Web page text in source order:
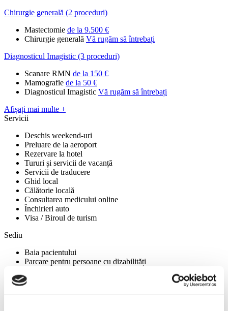
Chirurgie generală (2 proceduri)
Mastectomie de la 9.500 €
Chirurgie generală Vă rugăm să întrebați
Diagnosticul Imagistic (3 proceduri)
Scanare RMN de la 150 €
Mamografie de la 50 €
Diagnosticul Imagistic Vă rugăm să întrebați
Afișați mai multe +
Servicii
Deschis weekend-uri
Preluare de la aeroport
Rezervare la hotel
Tururi și servicii de vacanță
Servicii de traducere
Ghid local
Călătorie locală
Consultarea medicului online
Închirieri auto
Visa / Biroul de turism
Sediu
Baia pacientului
Parcare pentru persoane cu dizabilități
Parcare
Acces la transportul public